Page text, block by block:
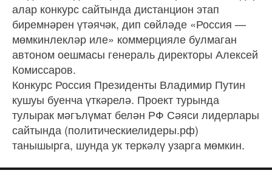
алар конкурс сайтында дистанцион этап
биремнәрен үтәячәк, дип сөйләде «Россия —
мөмкинлекләр иле» коммерцияле булмаган
автоном оешмасы генераль директоры Алексей
Комиссаров.
Конкурс Россия Президенты Владимир Путин
кушуы буенча үткәрелә. Проект турында
тулырак мәгълүмат белән РФ Сәяси лидерлары
сайтында (политическиелидеры.рф)
танышырга, шунда ук теркәлү узарга мөмкин.